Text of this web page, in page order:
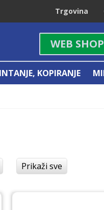
Trgovina
WEB SHOP
KOPIRANJE
Prikaži sve